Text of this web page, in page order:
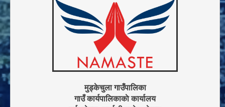
मुड्केचुला गाउँपालिका
गाउँ कार्यपालिकाकाे कार्यालय